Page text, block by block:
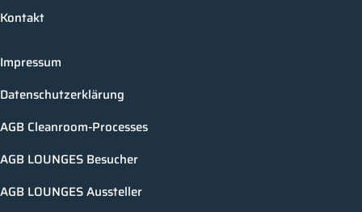
Kontakt
Impressum
Datenschutzerklärung
AGB Cleanroom-Processes
AGB LOUNGES Besucher
AGB LOUNGES Aussteller